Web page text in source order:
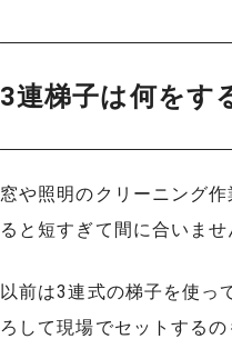
3連梯子は何をす
窓や照明のクリーニング
ると短すぎて間に合いませ
以前は3連式の梯子を使っ
ろして現場でセットするの